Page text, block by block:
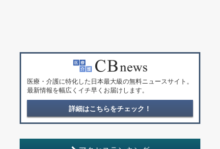
医療・介護に特化した日本最大級の無料ニュースサイト。
最新情報を幅広くイチ早くお届けします。
詳細はこちらをチェック！